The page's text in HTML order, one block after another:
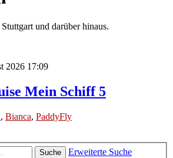
und darüber hinaus.
2026 17:09
Mein Schiff 5
, Bianca, PaddyFly
Suche
Erweiterte Suche